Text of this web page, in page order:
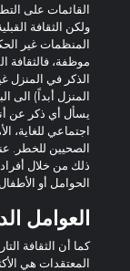
القائمات على
ولكن الثقافة
المنظمات غير
موظفة، فالثقافة
الذكر في المنزل غير
المنزل أبداً) الى
يسأل أي ذكر عن أنثى
اجتماعي للغاية،
الصحيين للخطر.
ذلك من خلال أفراد
الحوامل أو الأطفال
العوامل
كما أن الثقافة
المعتقدات هي